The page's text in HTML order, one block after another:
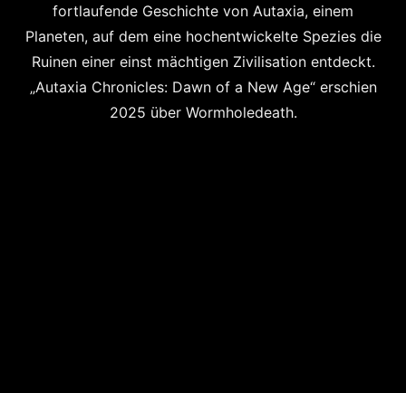
fortlaufende Geschichte von Autaxia, einem
Planeten, auf dem eine hochentwickelte Spezies die
Ruinen einer einst mächtigen Zivilisation entdeckt.
„Autaxia Chronicles: Dawn of a New Age“ erschien
2025 über Wormholedeath.